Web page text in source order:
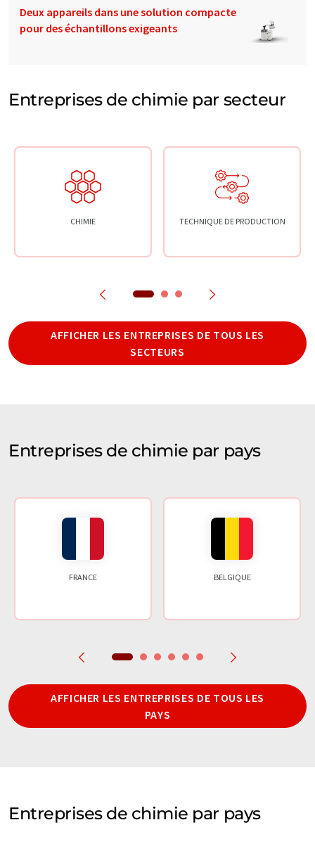
Deux appareils dans une solution compacte
pour des échantillons exigeants
Entreprises de chimie par secteur
CHIMIE TECHNIQUE DE PRODUCTION
AFFICHER LES ENTREPRISES DE TOUS LES
SECTEURS
Entreprises de chimie par pays
FRANCE BELGIQUE
AFFICHER LES ENTREPRISES DE TOUS LES
PAYS
Entreprises de chimie par pays